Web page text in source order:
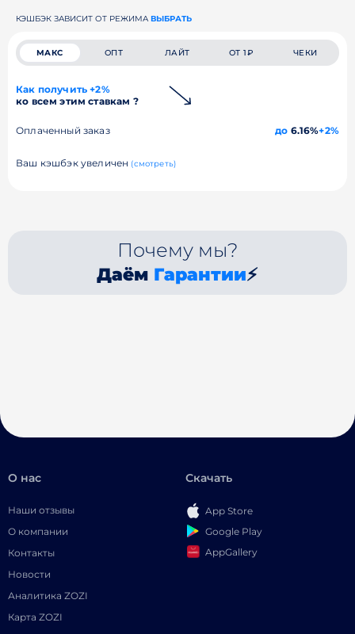
КЭШБЭК ЗАВИСИТ ОТ РЕЖИМА ВЫБРАТЬ
МАКС ОПТ ЛАЙТ ОТ 1₽ ЧЕКИ
Как получить +2%
ко всем этим ставкам ?
Оплаченный заказ до 6.16%+2%
Ваш кэшбэк увеличен (смотреть)
Почему мы?
Даём Гарантии⚡
О нас
Наши отзывы
О компании
Контакты
Новости
Аналитика ZOZI
Карта ZOZI
Скачать
App Store
Google Play
AppGallery